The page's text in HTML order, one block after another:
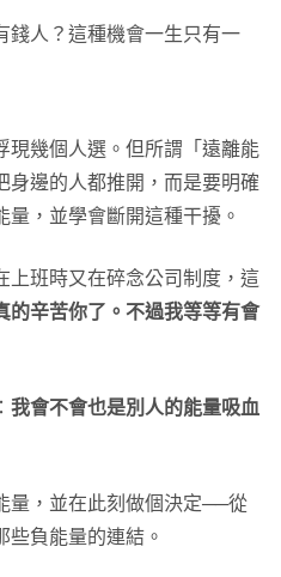
錢人？這種機會一生只有一
現幾個人選。但所謂「遠離能
身邊的人都推開，而是要明確
，並學會斷開這種干擾。
上班時又在碎念公司制度，這
的辛苦你了。不過我等等有會
我會不會也是別人的能量吸血
量，並在此刻做個決定──從
些負能量的連結。